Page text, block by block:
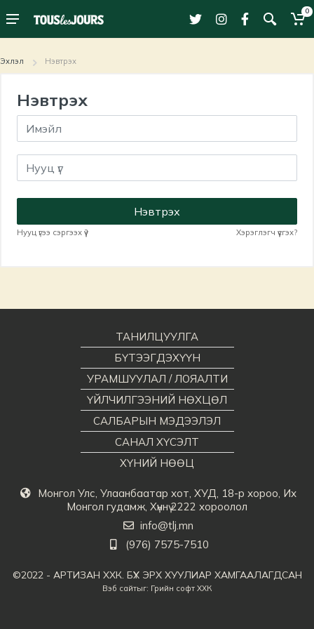
0
Эхлэл Нэвтрэх
Нэвтрэх
Нэвтрэх
Нууц үгээ сэргээх үү? Хэрэглэгч үүсгэх?
Монгол Улс, Улаанбаатар хот, ХУД, 18-р хороо, Их
Монгол гудамж, Хүннү 2222 хороолол
info@tlj.mn
(976) 7575-7510
ТАНИЛЦУУЛГА
БҮТЭЭГДЭХҮҮН
УРАМШУУЛАЛ / ЛОЯАЛТИ
ҮЙЛЧИЛГЭЭНИЙ НӨХЦӨЛ
САЛБАРЫН МЭДЭЭЛЭЛ
САНАЛ ХҮСЭЛТ
ХҮНИЙ НӨӨЦ
©2022 - АРТИЗАН ХХК. БҮХ ЭРХ ХУУЛИАР ХАМГААЛАГДСАН
Вэб сайтыг: Грийн софт ХХК